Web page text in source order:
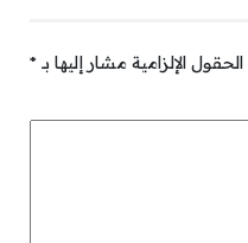
الحقول الإلزامية مشار إليها بـ *